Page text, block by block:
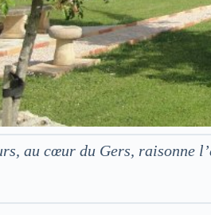
au cœur du Gers, raisonne